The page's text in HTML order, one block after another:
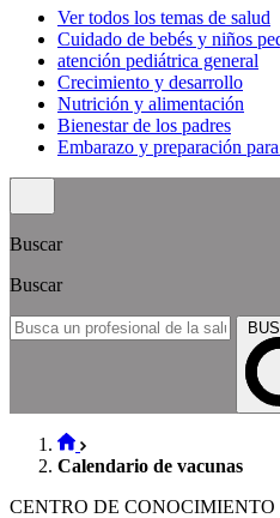
Ver todos los temas de salud
Cuidado de bebés y niños
atención pediátrica general
Crecimiento y desarrollo
Nutrición y alimentación
Bienestar de los padres
Embarazo y preparación
Buscar
Buscar
Calendario de vacunas
CENTRO DE CONOCIMIENTO